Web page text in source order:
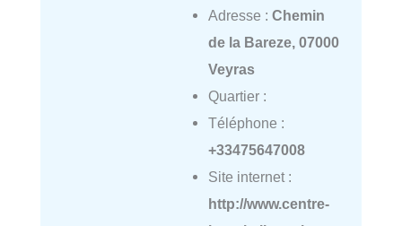
Adresse : Chemin
de la Bareze, 07000
Veyras
Quartier :
Téléphone :
+33475647008
Site internet :
http://www.centre-